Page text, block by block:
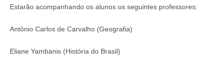
Estarão acompanhando os alunos os seguintes professores:
Antônio Carlos de Carvalho (Geografia)
Eliane Yambanis (História do Brasil)